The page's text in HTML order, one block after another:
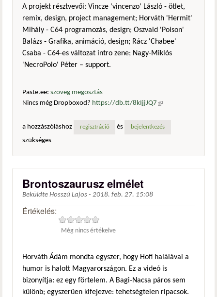
A projekt résztvevői: Vincze 'vincenzo' László - ötlet,
remix, design, project management; Horváth 'Hermit'
Mihály - C64 programozás, design; Oszvald 'Poison'
Balázs - Grafika, animáció, design; Rácz 'Chabee'
Csaba - C64-es változat intro zene; Nagy-Miklós
'NecroPolo' Péter – support.
Paste.ee: szöveg megosztás
Nincs még Dropboxod? https://db.tt/8kIjjJQ7 (külső
a hozzászóláshoz
regisztráció és bejelentkezés
szükséges
Brontoszaurusz elmélet
Beküldte Hosszú Lajos - 2018. feb. 27. 15:08
Értékelés:
Még nincs értékelve
Horváth Ádám mondta egyszer, hogy Hofi halálával a
humor is halott Magyarországon. Ez a videó is
bizonyítja: ez egy förtelem. A Bagi-Nacsa páros sem
különb; egyszerüen kifejezve: tehetségtelen ripacsok.